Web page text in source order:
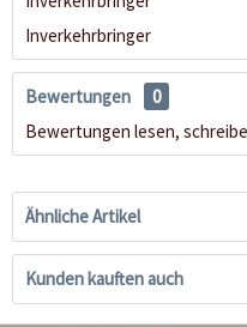
Inverkehrbringer
Bewertungen
0
Bewertungen lesen,
Ähnliche Artikel
Kunden kauften auch